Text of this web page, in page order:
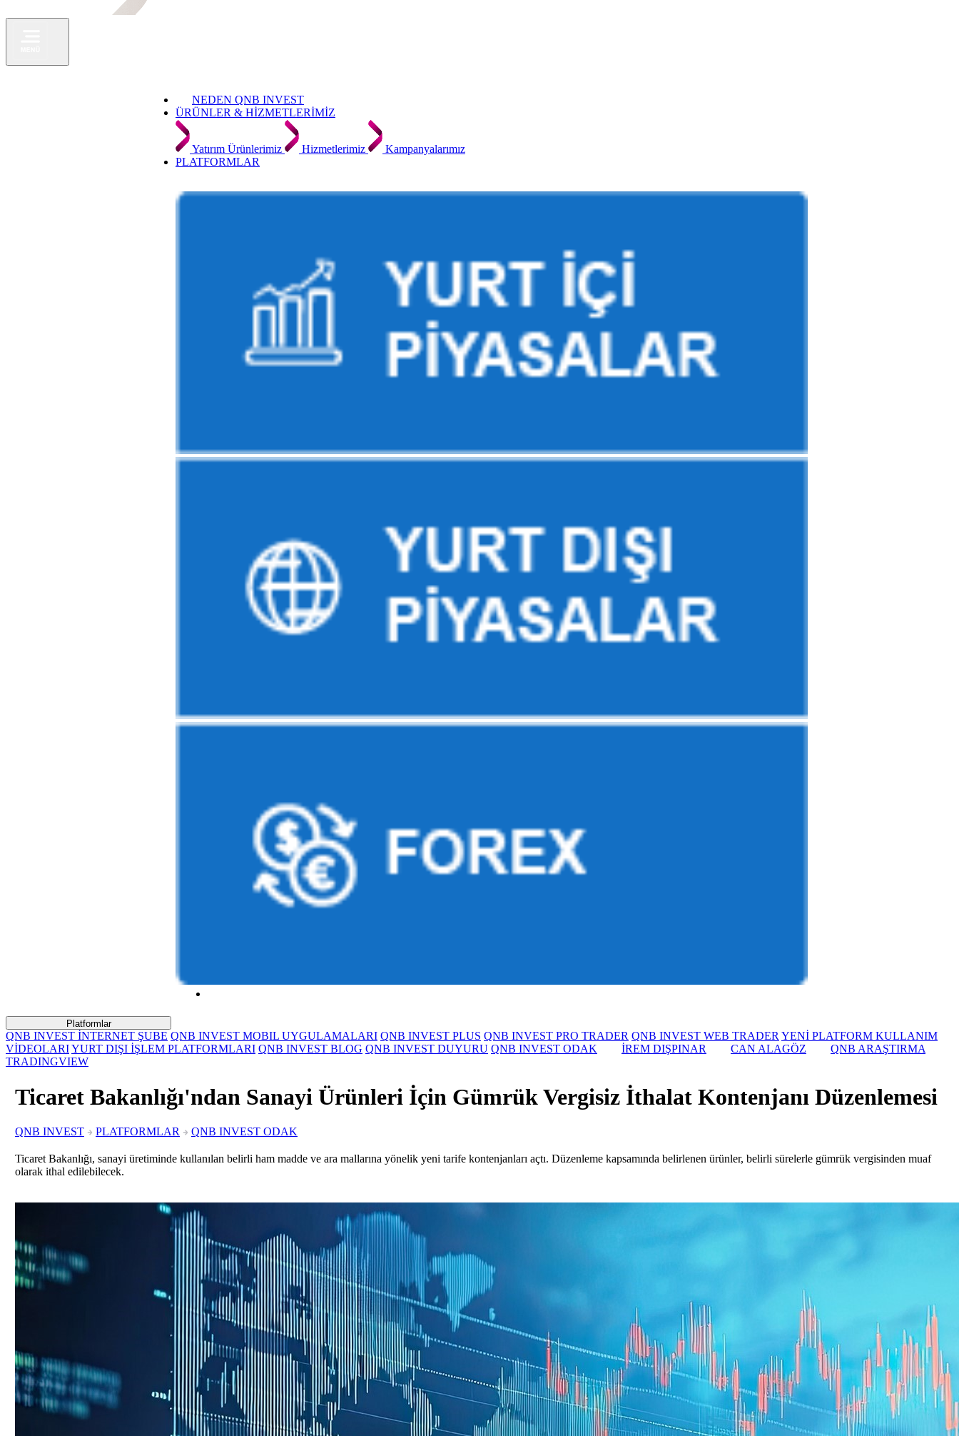
NEDEN QNB INVEST
ÜRÜNLER & HİZMETLERİMİZ
Yatırım Ürünlerimiz Hizmetlerimiz
Kampanyalarımız
PLATFORMLAR
Platformlar
QNB INVEST İNTERNET ŞUBE QNB INVEST MOBIL UYGULAMALARI QNB INVEST PLUS QNB INVEST PRO TRADER QNB INVEST WEB TRADER YENİ PLATFORM KULLANIM
VİDEOLARIYURT DIŞI İŞLEM PLATFORMLARI QNB INVEST BLOG QNB INVEST DUYURU QNB INVEST ODAK İREM DIŞPINAR CAN ALAGÖZ
QNB ARAŞTIRMA
TRADINGVIEW
Ticaret Bakanlığı'ndan Sanayi Ürünleri İçin Gümrük Vergisiz İthalat Kontenjanı Düzenlemesi
QNB INVEST PLATFORMLAR QNB INVEST ODAK
Ticaret Bakanlığı, sanayi üretiminde kullanılan belirli ham madde ve ara mallarına yönelik yeni tarife kontenjanları açtı. Düzenleme kapsamında belirlenen ürünler, belirli sürelerle gümrük vergisinden muaf
olarak ithal edilebilecek.